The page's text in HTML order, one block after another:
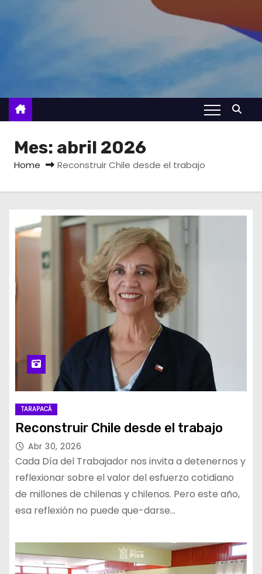
Mes: abril 2026
Home Reconstruir Chile desde el trabajo
TARAPACÁ
Reconstruir Chile desde el trabajo
Abr 30, 2026
Cada Día del Trabajador nos invita a detenernos y
reflexionar sobre el valor del esfuerzo cotidiano
de millones de chilenas y chilenos. Pero este año,
esa reflexión no puede que-darse…